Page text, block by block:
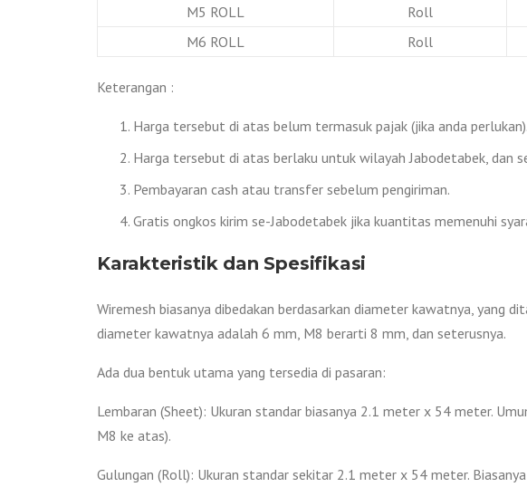
M5 ROLL
Roll
M6 ROLL
Roll
Keterangan :
Harga tersebut di atas belum termasuk pajak (jika anda perlukan).
Harga tersebut di atas berlaku untuk wilayah Jabodetabek, dan
Pembayaran cash atau transfer sebelum pengiriman.
Gratis ongkos kirim se-Jabodetabek jika kuantitas memenuhi
Karakteristik dan Spesifikasi
Wiremesh biasanya dibedakan berdasarkan diameter kawatnya, yang
diameter kawatnya adalah 6 mm, M8 berarti 8 mm, dan seterusnya.
Ada dua bentuk utama yang tersedia di pasaran:
Lembaran (Sheet): Ukuran standar biasanya 2.1 meter x 54 meter.
M8 ke atas).
Gulungan (Roll): Ukuran standar sekitar 2.1 meter x 54 meter.